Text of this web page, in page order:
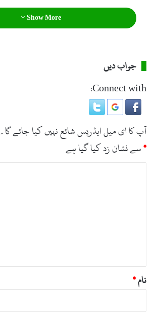
Show More
جواب دیں
Connect with:
آپ کا ای میل ایڈریس شائع نہیں کیا جائے گا۔
*سے نشان زد کیا گیا ہے
نام*